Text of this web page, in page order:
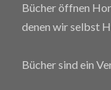
Bücher öffnen
denen wir selbst
Bücher sind ein